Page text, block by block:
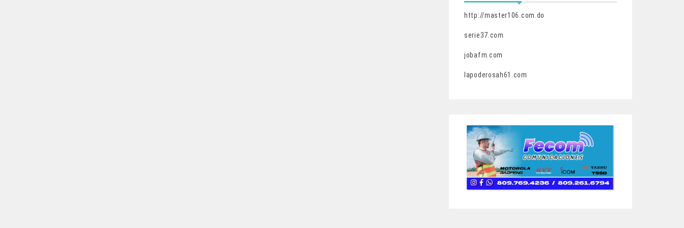
http://master106.com.do
serie37.com
jobafm.com
lapoderosah61.com